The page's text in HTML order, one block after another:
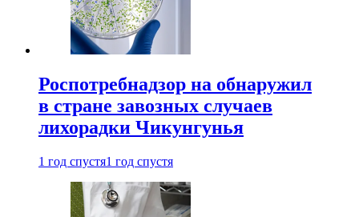
Роспотребнадзор на обнаружил
в стране завозных случаев
лихорадки Чикунгунья
1 год спустя1 год спустя